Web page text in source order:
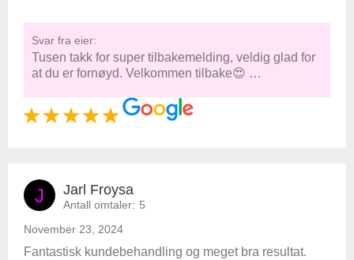
Svar fra eier:
Tusen takk for super tilbakemelding, veldig glad for
at du er fornøyd. Velkommen tilbake😍 …
J Jarl Froysa
Antall omtaler: 5
November 23, 2024
Fantastisk kundebehandling og meget bra resultat.